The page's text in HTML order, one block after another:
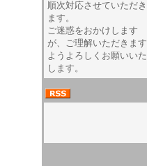
順次対応させていただき
ます。
ご迷惑をおかけします
が、ご理解いただきます
ようよろしくお願いいた
します。